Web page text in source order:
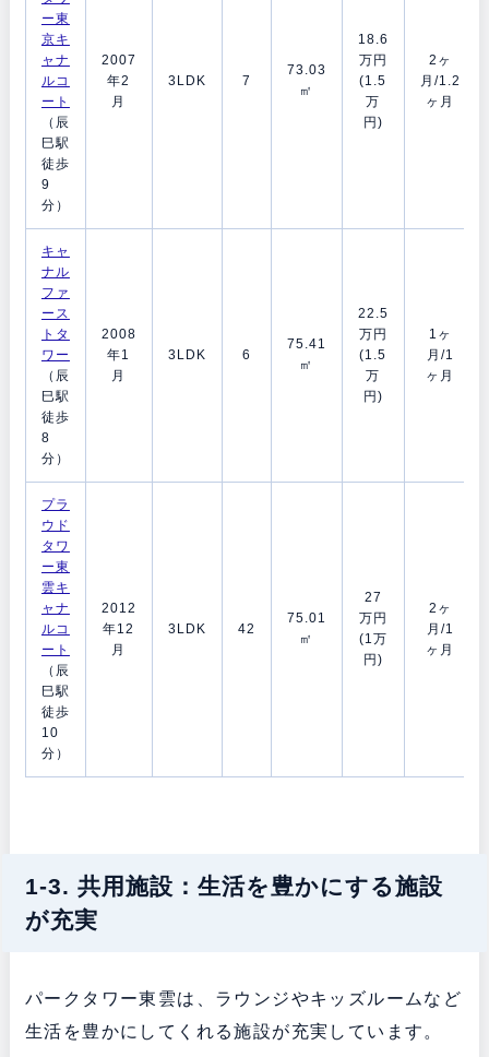
ー東
京キ
ャナ
ルコ
ート
（辰
巳駅
徒歩
9
分）
2007
年2
月
3LDK 7
73.03
㎡
18.6
万円
(1.5
万
円)
2ヶ
月/1.2
ヶ月
キャ
ナル
ファ
ース
トタ
ワー
（辰
巳駅
徒歩
8
分）
2008
年1
月
3LDK 6
75.41
㎡
22.5
万円
(1.5
万
円)
1ヶ
月/1
ヶ月
プラ
ウド
タワ
ー東
雲キ
ャナ
ルコ
ート
（辰
巳駅
徒歩
10
分）
2012
年12
月
3LDK 42
75.01
㎡
27
万円
(1万
円)
2ヶ
月/1
ヶ月
1-3. 共用施設：生活を豊かにする施設
が充実
パークタワー東雲は、ラウンジやキッズルームなど
生活を豊かにしてくれる施設が充実しています。